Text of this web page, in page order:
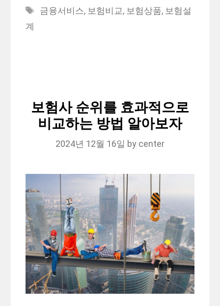
Tags
금융서비스, 보험비교, 보험상품, 보험설
계
보험사 순위를 효과적으로
비교하는 방법 알아보자
2024년 12월 16일 by center